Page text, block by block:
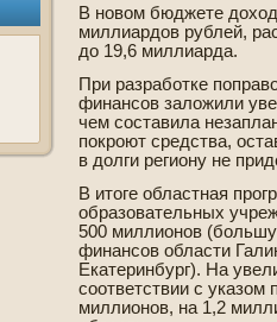
В новом бюджете
миллиардов рублей,
до 19,6 миллиарда.
При разработке
финансов заложили
чем составила
покроют средства,
в долги региону не
В итоге областная
образовательных
500 миллионов
финансов области
Екатеринбург). На
соотве­тствии с указом
миллионов, на 1,2